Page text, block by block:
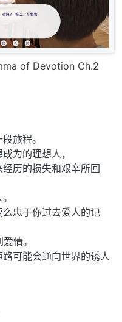
of Devotion Ch.2
旅程。
为的理想人，
历的损失和艰辛所回
忠于你过去爱人的记
情。
可能会通向世界的诱人